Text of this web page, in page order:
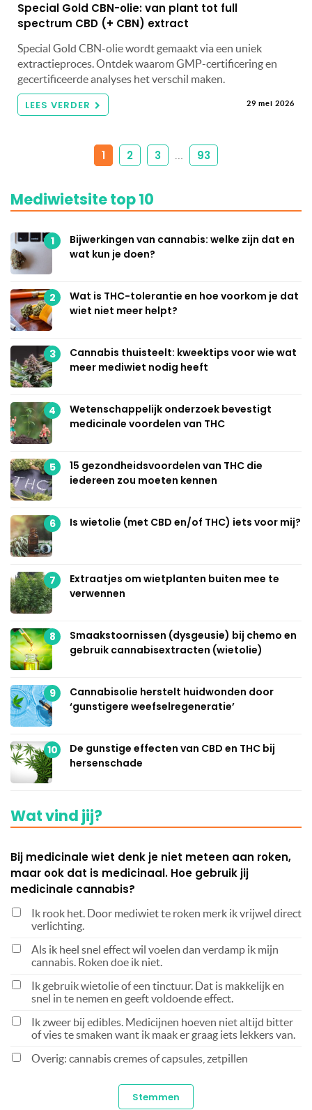
Special Gold CBN-olie: van plant tot full
spectrum CBD (+ CBN) extract
Special Gold CBN-olie wordt gemaakt via een uniek
extractieproces. Ontdek waarom GMP-certificering en
gecertificeerde analyses het verschil maken.
LEES VERDER 29 mei 2026
1 2 3 93
Mediwietsite top 10
1
Bijwerkingen van cannabis: welke zijn dat en
wat kun je doen?
2
Wat is THC-tolerantie en hoe voorkom je dat
wiet niet meer helpt?
3
Cannabis thuisteelt: kweektips voor wie wat
meer mediwiet nodig heeft
4
Wetenschappelijk onderzoek bevestigt
medicinale voordelen van THC
5
15 gezondheidsvoordelen van THC die
iedereen zou moeten kennen
6 Is wietolie (met CBD en/of THC) iets voor mij?
7
Extraatjes om wietplanten buiten mee te
verwennen
8
Smaakstoornissen (dysgeusie) bij chemo en
gebruik cannabisextracten (wietolie)
9
Cannabisolie herstelt huidwonden door
‘gunstigere weefselregeneratie’
10
De gunstige effecten van CBD en THC bij
hersenschade
Wat vind jij?
Bij medicinale wiet denk je niet meteen aan roken,
maar ook dat is medicinaal. Hoe gebruik jij
medicinale cannabis?
Ik rook het. Door mediwiet te roken merk ik vrijwel direct
verlichting.
Als ik heel snel effect wil voelen dan verdamp ik mijn
cannabis. Roken doe ik niet.
Ik gebruik wietolie of een tinctuur. Dat is makkelijk en
snel in te nemen en geeft voldoende effect.
Ik zweer bij edibles. Medicijnen hoeven niet altijd bitter
of vies te smaken want ik maak er graag iets lekkers van.
Overig: cannabis cremes of capsules, zetpillen